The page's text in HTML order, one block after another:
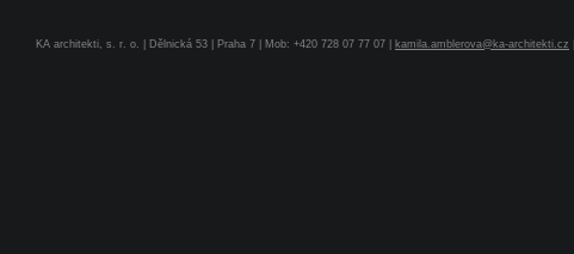
KA architekti, s. r. o. | Dělnická 53 | Praha 7 | Mob: +420 728 07 77 07 | kamila.amblerova@ka-architekti.cz